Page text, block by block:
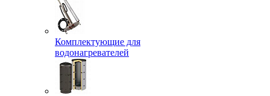
Комплектующие для
водонагревателей